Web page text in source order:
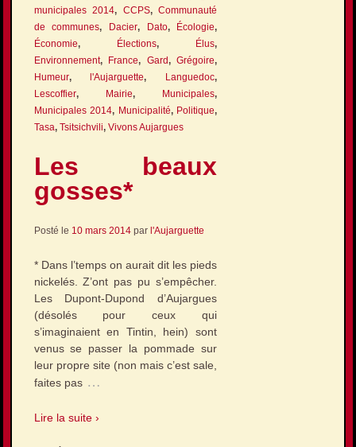
municipales 2014, CCPS,Communauté
de communes, Dacier, Dato, Écologie,
Économie, Élections, Élus,
Environnement, France, Gard,Grégoire,
Humeur,l'Aujarguette, Languedoc,
Lescoffier, Mairie, Municipales,
Municipales 2014, Municipalité, Politique,
Tasa, Tsitsichvili, Vivons Aujargues
Les beaux
gosses*
Posté le 10 mars 2014par l'Aujarguette
* Dans l’temps on aurait dit les pieds
nickelés. Z’ont pas pu s’empêcher.
Les Dupont-Dupond d’Aujargues
(désolés pour ceux qui
s’imaginaient en Tintin, hein) sont
venus se passer la pommade sur
leur propre site (non mais c’est sale,
faites pas …
Lire la suite ›